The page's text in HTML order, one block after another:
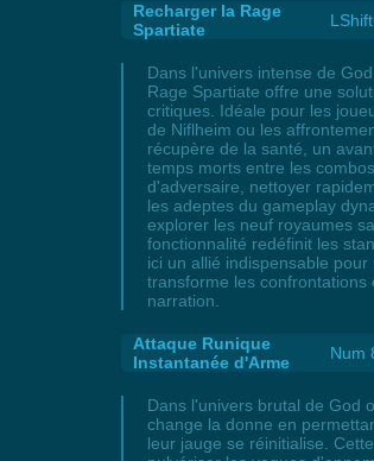
Recharger la Rage
Spartiate
Dans l'univers intense de
Rage Spartiate offre une
critiques. Idéale pour les
de Niflheim ou les
récupère de la santé, un
temps morts entre les
d'adversaire, nettoyer
les adeptes du gameplay
explorer les neuf royaumes
fonctionnalité redéfinit les
ici un allié indispensable
transforme les
narration.
Attaque Runique
Instantanée d'Arme
Num
Dans l'univers brutal de God
change la donne en
leur jauge se réinitialise.